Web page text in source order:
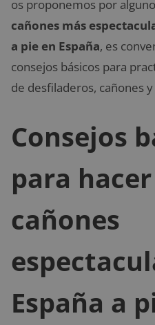
os proponemos por
cañones más
a pie en España, es
consejos básicos para
de desfiladeros, cañones
Consejos
para
cañones
España a